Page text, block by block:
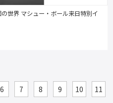
世界 マシュー・ボール来日特別イ
6 7 8 9 10 11